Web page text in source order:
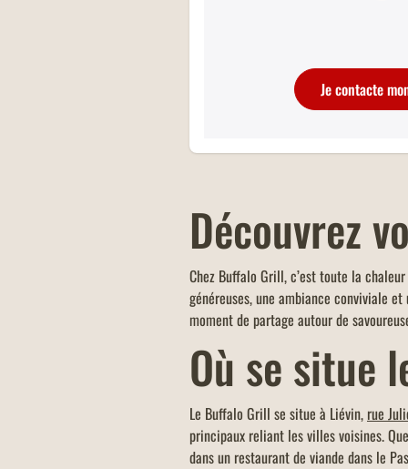
Je contacte
Découvrez
Chez Buffalo Grill, c’est toute la
généreuses, une ambiance conviviale
moment de partage autour de
Où se situe
Le Buffalo Grill se situe à Liévin, rue
principaux reliant les villes voisines.
dans un restaurant de viande dans le